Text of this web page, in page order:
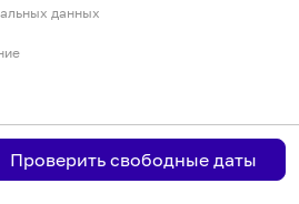
Проверить свободные даты
данных